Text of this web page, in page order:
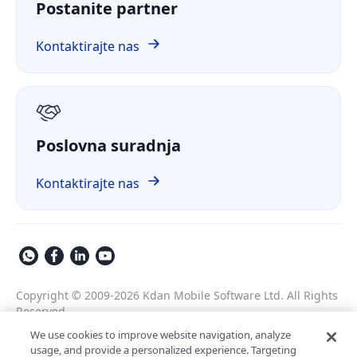
Financije
ComPDF Cloud
ComPDF na GitHubu
Postanite partner
Kontaktirajte nas
Poslovna suradnja
Kontaktirajte nas
Pravila o privatnosti
Uvjeti pružanja usluge
Copyright © 2009-2026 Kdan Mobile Software Ltd. All Rights
Reserved.
We use cookies to improve website navigation, analyze
usage, and provide a personalized experience. Targeting